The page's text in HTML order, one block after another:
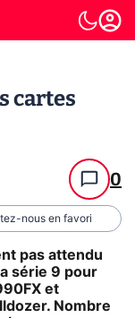
cartes
0
nous en favori
pas attendu
série 9 pour
et
Nombre